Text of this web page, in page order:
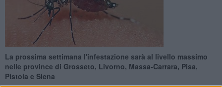
La prossima settimana l'infestazione sarà al livello massimo
nelle province di Grosseto, Livorno, Massa-Carrara, Pisa,
Pistoia e Siena